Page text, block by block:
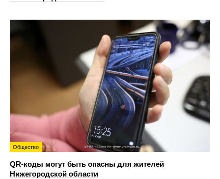
Общество
QR-коды могут быть опасны для жителей
Нижегородской области